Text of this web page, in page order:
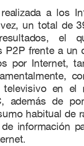
a los
un total de
el
P2P frente a un
por Internet,
en el
además de
habitual de
información